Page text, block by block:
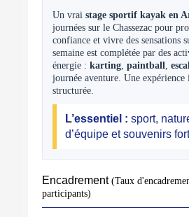
Un vrai stage sportif kayak en
journées sur le Chassezac pour
confiance et vivre des sensations
semaine est complétée par des
énergie : karting, paintball,
journée aventure. Une expérience
structurée.
L’essentiel : sport,
d’équipe et souvenirs
Encadrement (Taux
participants)